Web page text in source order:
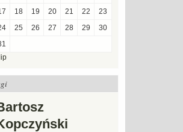
18 19 20 21 22
23
25 26 27 28 29
30